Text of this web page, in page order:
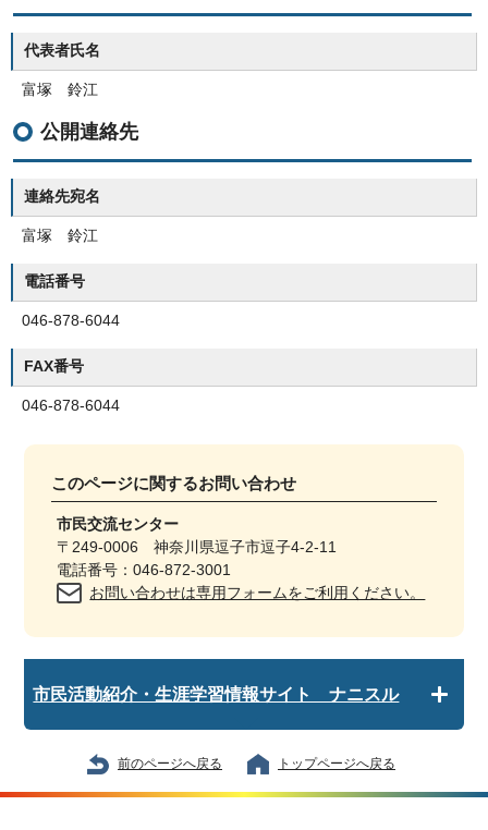
代表者氏名
富塚 鈴江
公開連絡先
連絡先宛名
富塚 鈴江
電話番号
046-878-6044
FAX番号
046-878-6044
このページに関するお問い合わせ
市民交流センター
〒249-0006 神奈川県逗子市逗子4-2-11
電話番号：046-872-3001
お問い合わせは専用フォームをご利用ください。
市民活動紹介・生涯学習情報サイト ナニスル
前のページへ戻る トップページへ戻る